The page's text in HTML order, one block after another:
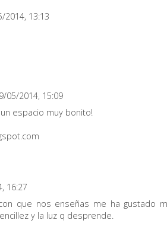
2014, 13:13
05/2014, 15:09
espacio muy bonito!
16:27
que nos enseñas me ha gustado
y la luz q desprende.